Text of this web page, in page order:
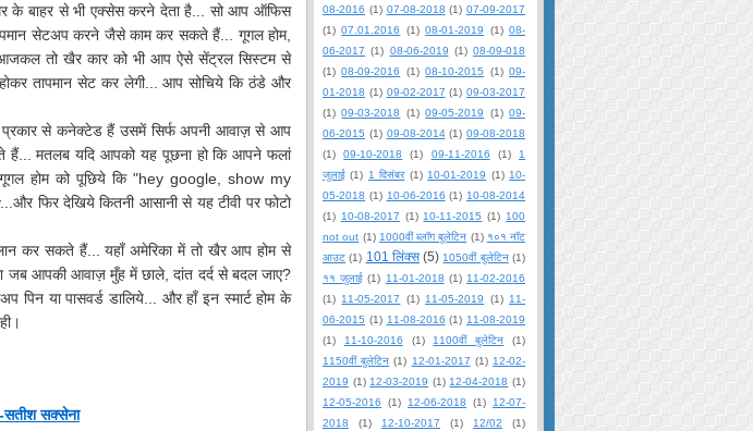
के बाहर से भी एक्सेस करने देता है... सो आप ऑफिस
सेटअप करने जैसे काम कर सकते हैं... गूगल होम,
तो खैर कार को भी आप ऐसे सेंट्रल सिस्टम से
तापमान सेट कर लेगी... आप सोचिये कि ठंडे और
से कनेक्टेड हैं उसमें सिर्फ अपनी आवाज़ से आप
हैं... मतलब यदि आपको यह पूछना हो कि आपने फलां
होम को पूछिये कि "hey google, show my
फिर देखिये कितनी आसानी से यह टीवी पर फोटो
कर सकते हैं... यहाँ अमेरिका में तो खैर आप होम से
जब आपकी आवाज़ मुँह में छाले, दांत दर्द से बदल जाए?
पिन या पासवर्ड डालिये... और हाँ इन स्मार्ट होम के
सक्सेना
08-2016 (1) 07-08-2018 (1) 07-09-2017
(1) 07.01.2016 (1) 08-01-2019 (1) 08-
06-2017 (1) 08-06-2019 (1) 08-09-018
(1) 08-09-2016 (1) 08-10-2015 (1) 09-
01-2018 (1) 09-02-2017 (1) 09-03-2017
(1) 09-03-2018 (1) 09-05-2019 (1) 09-
06-2015 (1) 09-08-2014 (1) 09-08-2018
(1)
09-10-2018 (1) 09-11-2016 (1)
1
जुलाई (1) 1 दिसंबर (1) 10-01-2019 (1) 10-
05-2018 (1) 10-06-2016 (1) 10-08-2014
(1) 10-08-2017 (1) 10-11-2015 (1) 100
not out (1) 1000वीं ब्लॉग बुलेटिन (1) १०१ नॉट
आउट (1) 101 लिंक्स (5) 1050वीं बुलेटिन (1)
११ जुलाई (1) 11-01-2018 (1) 11-02-2016
(1) 11-05-2017 (1) 11-05-2019 (1) 11-
06-2015 (1) 11-08-2016 (1) 11-08-2019
(1)
11-10-2016 (1) 1100वीं बुलेटिन
(1)
1150वीं बुलेटिन (1) 12-01-2017 (1) 12-02-
2019 (1) 12-03-2019 (1) 12-04-2018 (1)
12-05-2016
(1) 12-06-2018 (1) 12-07-
2018
(1) 12-10-2017 (1) 12/02
(1)